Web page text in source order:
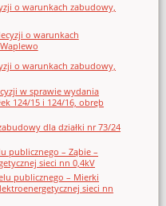
o warunkach zabudowy,
o warunkach
o warunkach zabudowy,
w sprawie wydania
124/15 i 124/16, obręb
dla działki nr 73/24
publicznego – Ząbie –
sieci nn 0,4kV
publicznego – Mierki
sieci nn